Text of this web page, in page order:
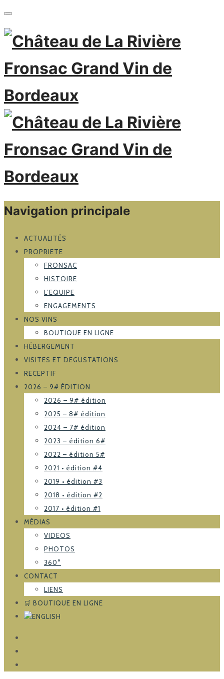
Navigation principale
ACTUALITÉS
PROPRIETE
FRONSAC
HISTOIRE
L’EQUIPE
ENGAGEMENTS
NOS VINS
BOUTIQUE EN LIGNE
HÉBERGEMENT
VISITES ET DEGUSTATIONS
RECEPTIF
2026 – 9# ÉDITION
2026 – 9# édition
2025 – 8# édition
2024 – 7# édition
2023 – édition 6#
2022 – édition 5#
2021 • édition #4
2019 • édition #3
2018 • édition #2
2017 • édition #1
MÉDIAS
VIDEOS
PHOTOS
360°
CONTACT
LIENS
🛒 BOUTIQUE EN LIGNE